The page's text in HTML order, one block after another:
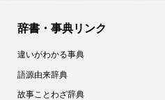
辞書・事典リンク
違いがわかる事典
語源由来辞典
故事ことわざ辞典